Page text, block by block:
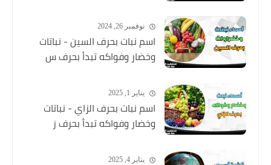
نوفمبر 26, 2024
اسم نبات بحرف السين - نباتات
وخضار وفواكه تبدأ بحرف س
يناير 1, 2025
اسم نبات بحرف الزاي - نباتات
وخضار وفواكه تبدأ بحرف ز
يناير 4, 2025